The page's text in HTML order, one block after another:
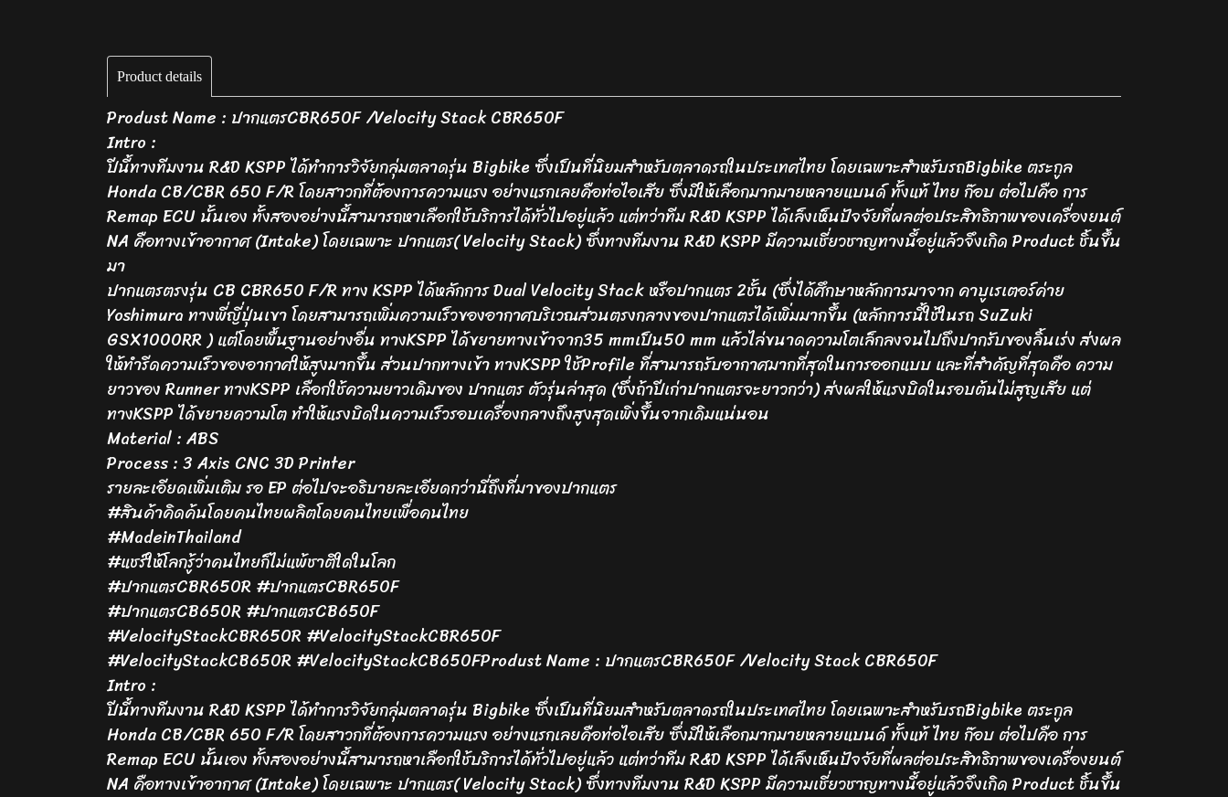
Product details
Produst Name : ปากแตรCBR650F /Velocity Stack CBR650F
Intro :
ปีนี้ทางทีมงาน R&D KSPP ได้ทำการวิจัยกลุ่มตลาดรุ่น Bigbike ซึ่งเป็นที่นิยมสำหรับตลาดรถในประเทศไทย โดยเฉพาะสำหรับรถBigbike ตระกูล
Honda CB/CBR 650 F/R โดยสาวกที่ต้องการความแรง อย่างแรกเลยคือท่อไอเสีย ซึ่งมีให้เลือกมากมายหลายแบนด์ ทั้งแท้ ไทย ก๊อบ ต่อไปคือ การ
Remap ECU นั้นเอง ทั้งสองอย่างนี้สามารถหาเลือกใช้บริการได้ทั่วไปอยู่แล้ว แต่ทว่าทีม R&D KSPP ได้เล็งเห็นปัจจัยที่ผลต่อประสิทธิภาพของเครื่องยนต์
NA คือทางเข้าอากาศ (Intake) โดยเฉพาะ ปากแตร( Velocity Stack) ซึ่งทางทีมงาน R&D KSPP มีความเชี่ยวชาญทางนี้อยู่แล้วจึงเกิด Product ชิ้นขึ้น
มา
ปากแตรตรงรุ่น CB CBR650 F/R ทาง KSPP ได้หลักการ Dual Velocity Stack หรือปากแตร 2ชั้น (ซึ่งได้ศึกษาหลักการมาจาก คาบูเรเตอร์ค่าย
Yoshimura ทางพี่ญี่ปุ่นเขา โดยสามารถเพิ่มความเร็วของอากาศบริเวณส่วนตรงกลางของปากแตรได้เพิ่มมากขึ้น (หลักการนี้ใช้ในรถ SuZuki
GSX1000RR ) แต่โดยพื้นฐานอย่างอื่น ทางKSPP ได้ขยายทางเข้าจาก35 mmเป็น50 mm แล้วไล่ขนาดความโตเล็กลงจนไปถึงปากรับของลิ้นเร่ง ส่งผล
ให้ทำรีดความเร็วของอากาศให้สูงมากขึ้น ส่วนปากทางเข้า ทางKSPP ใช้Profile ที่สามารถรับอากาศมากที่สุดในการออกแบบ และที่สำคัญที่สุดคือ ความ
ยาวของ Runner ทางKSPP เลือกใช้ความยาวเดิมของ ปากแตร ตัวรุ่นล่าสุด (ซึ่งถ้าปีเก่าปากแตรจะยาวกว่า) ส่งผลให้แรงบิดในรอบต้นไม่สูญเสีย แต่
ทางKSPP ได้ขยายความโต ทำให้แรงบิดในความเร็วรอบเครื่องกลางถึงสูงสุดเพิ่งขึ้นจากเดิมแน่นอน
Material : ABS
Process : 3 Axis CNC 3D Printer
รายละเอียดเพิ่มเติม รอ EP ต่อไปจะอธิบายละเอียดกว่านี่ถึงที่มาของปากแตร
#สินค้าคิดค้นโดยคนไทยผลิตโดยคนไทยเพื่อคนไทย
#MadeinThailand
#แชร์ให้โลกรู้ว่าคนไทยก็ไม่แพ้ชาติใดในโลก
#ปากแตรCBR650R #ปากแตรCBR650F
#ปากแตรCB650R #ปากแตรCB650F
#VelocityStackCBR650R #VelocityStackCBR650F
#VelocityStackCB650R #VelocityStackCB650FProdust Name : ปากแตรCBR650F /Velocity Stack CBR650F
Intro :
ปีนี้ทางทีมงาน R&D KSPP ได้ทำการวิจัยกลุ่มตลาดรุ่น Bigbike ซึ่งเป็นที่นิยมสำหรับตลาดรถในประเทศไทย โดยเฉพาะสำหรับรถBigbike ตระกูล
Honda CB/CBR 650 F/R โดยสาวกที่ต้องการความแรง อย่างแรกเลยคือท่อไอเสีย ซึ่งมีให้เลือกมากมายหลายแบนด์ ทั้งแท้ ไทย ก๊อบ ต่อไปคือ การ
Remap ECU นั้นเอง ทั้งสองอย่างนี้สามารถหาเลือกใช้บริการได้ทั่วไปอยู่แล้ว แต่ทว่าทีม R&D KSPP ได้เล็งเห็นปัจจัยที่ผลต่อประสิทธิภาพของเครื่องยนต์
NA คือทางเข้าอากาศ (Intake) โดยเฉพาะ ปากแตร( Velocity Stack) ซึ่งทางทีมงาน R&D KSPP มีความเชี่ยวชาญทางนี้อยู่แล้วจึงเกิด Product ชิ้นขึ้น